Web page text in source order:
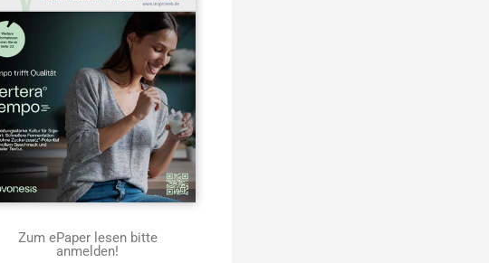
Zum ePaper lesen bitte
anmelden!